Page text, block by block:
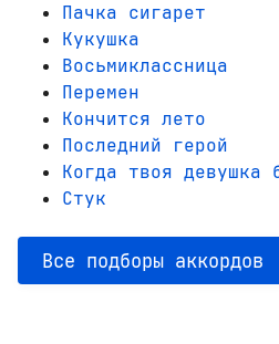
Пачка сигарет
Кукушка
Восьмиклассница
Перемен
Кончится лето
Последний герой
Когда твоя девушка
Стук
Все подборы аккордов